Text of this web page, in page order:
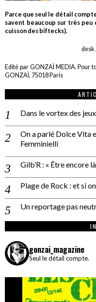
Parce que seul le détail
savent beaucoup sur très
cuisson des biftecks).
desk
Edité par GONZAÏ MEDIA. Pour
GONZAÏ, 75018 Paris
Dans le vortex des
On a parlé Dolce Vita
Femminielli
Gilb’R : « Être encore
Plage de Rock : et si
Un reportage pas
gonzai_magazine
Seul le détail compte.